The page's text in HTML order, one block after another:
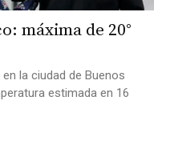
máxima de 20°
la ciudad de Buenos
estimada en 16